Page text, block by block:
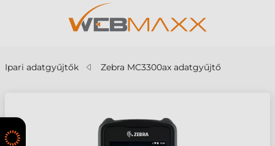
Ipari adatgyűjtők Zebra MC3300ax adatgyűjtő